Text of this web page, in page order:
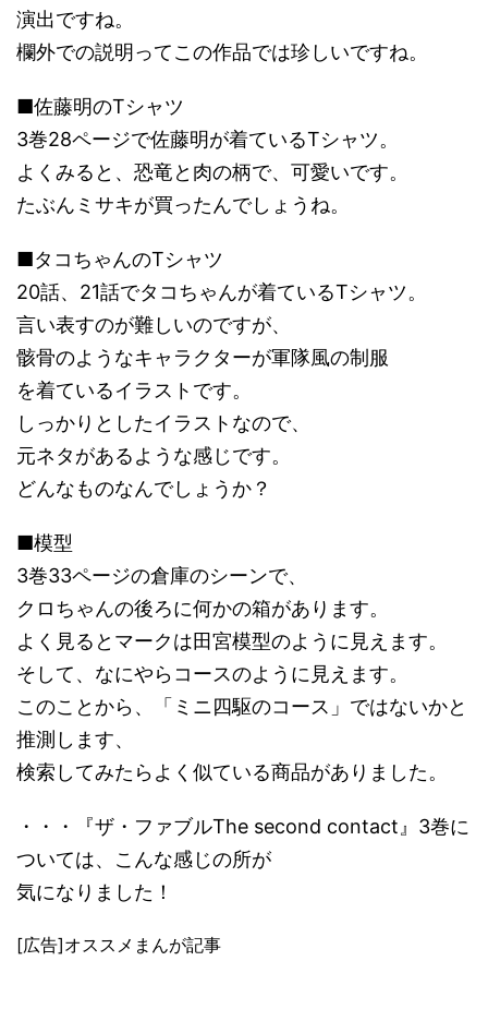
演出ですね。
欄外での説明ってこの作品では珍しいですね。
■佐藤明のTシャツ
3巻28ページで佐藤明が着ているTシャツ。
よくみると、恐竜と肉の柄で、可愛いです。
たぶんミサキが買ったんでしょうね。
■タコちゃんのTシャツ
20話、21話でタコちゃんが着ているTシャツ。
言い表すのが難しいのですが、
骸骨のようなキャラクターが軍隊風の制服
を着ているイラストです。
しっかりとしたイラストなので、
元ネタがあるような感じです。
どんなものなんでしょうか？
■模型
3巻33ページの倉庫のシーンで、
クロちゃんの後ろに何かの箱があります。
よく見るとマークは田宮模型のように見えます。
そして、なにやらコースのように見えます。
このことから、「ミニ四駆のコース」ではないかと
推測します、
検索してみたらよく似ている商品がありました。
・・・『ザ・ファブルThe second contact』3巻に
ついては、こんな感じの所が
気になりました！
[広告]オススメまんが記事